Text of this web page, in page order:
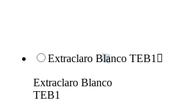
Extraclaro Blanco TEB1 
Extraclaro Blanco
TEB1